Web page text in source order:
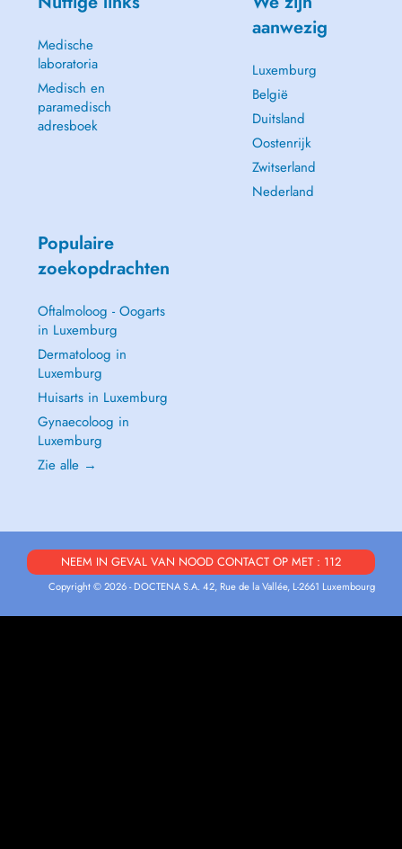
Medische
laboratoria
Medisch en
paramedisch
adresboek
aanwezig
Luxemburg
België
Duitsland
Oostenrijk
Zwitserland
Nederland
Populaire
zoekopdrachten
Oftalmoloog - Oogarts
in Luxemburg
Dermatoloog in
Luxemburg
Huisarts in Luxemburg
Gynaecoloog in
Luxemburg
Zie alle →
NEEM IN GEVAL VAN NOOD CONTACT OP MET : 112
Copyright © 2026 - DOCTENA S.A. 42, Rue de la Vallée, L-2661 Luxembourg